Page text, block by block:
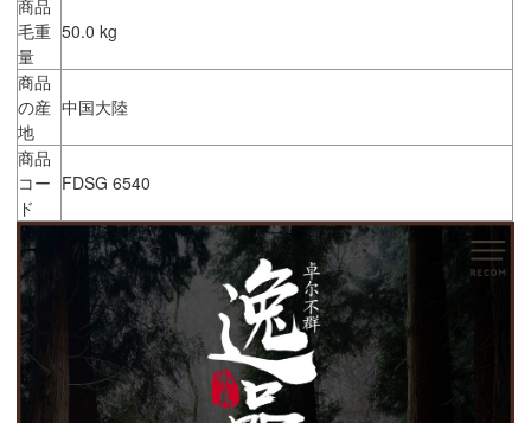
商品
毛重
量
50.0 kg
商品
の産
地
中国大陸
商品
コー
ド
FDSG 6540